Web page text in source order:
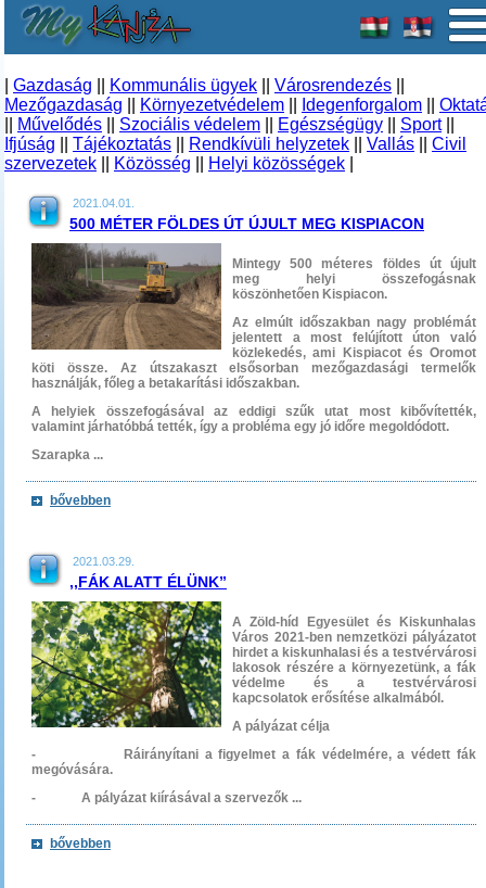
Gazdaság Kommunális ügyek Városrendezés
Mezőgazdaság
Környezetvédelem Idegenforgalom
Művelődés Szociális védelem Egészségügy Sport||
Ifjúság
Tájékoztatás Rendkívüli helyzetek Vallás
Civil
szervezetek
Közösség Helyi közösségek
2021.04.01.
500 MÉTER FÖLDES ÚT ÚJULT MEG KISPIACON
Mintegy 500 méteres földes út újult
meg helyi összefogásnak
köszönhetően Kispiacon.
Az elmúlt időszakban nagy problémát
jelentett a most felújított úton való
közlekedés, ami Kispiacot és Oromot
köti össze. Az útszakaszt elsősorban mezőgazdasági termelők
használják, főleg a betakarítási időszakban.
A helyiek összefogásával az eddigi szűk utat most kibővítették,
valamint járhatóbbá tették, így a probléma egy jó időre megoldódott.
Szarapka ...
bővebben
2021.03.29.
,,FÁK ALATT ÉLÜNK”
A Zöld-híd Egyesület és Kiskunhalas
Város 2021-ben nemzetközi pályázatot
hirdet a kiskunhalasi és a testvérvárosi
lakosok részére a környezetünk, a fák
védelme és a testvérvárosi
kapcsolatok erősítése alkalmából.
A pályázat célja
- Ráirányítani a figyelmet a fák védelmére, a védett fák
megóvására.
- A pályázat kiírásával a szervezők ...
bővebben